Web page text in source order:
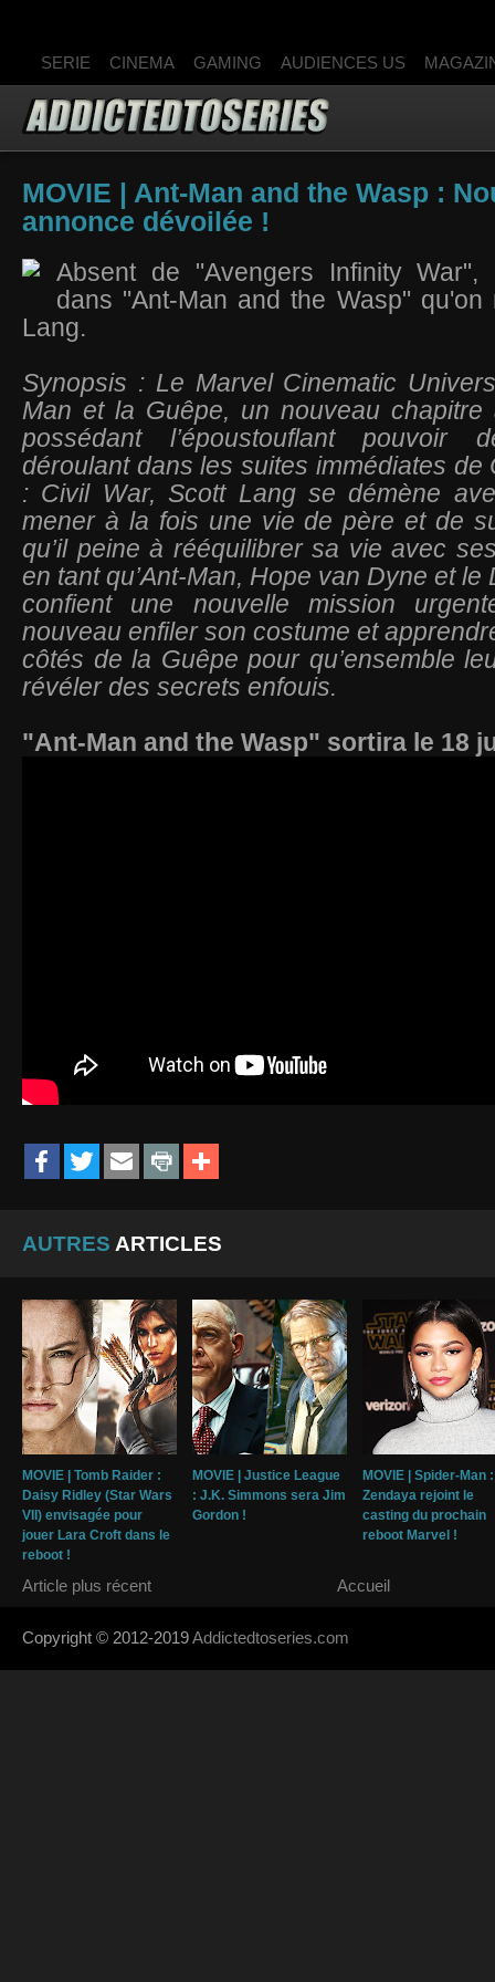
SERIE CINEMA GAMING AUDIENCES US
MOVIE | Ant-Man and the Wasp :
annonce dévoilée !
Absent de "Avengers Infinity War",
dans "Ant-Man and the Wasp" qu'on
Lang.
Synopsis : Le Marvel Cinematic
Man et la Guêpe, un nouveau
possédant l’époustouflant pouvoir
déroulant dans les suites immédiates de
: Civil War, Scott Lang se démène
mener à la fois une vie de père et de
qu’il peine à rééquilibrer sa vie avec
en tant qu’Ant-Man, Hope van Dyne et le
confient une nouvelle mission
nouveau enfiler son costume et
côtés de la Guêpe pour qu’ensemble
révéler des secrets enfouis.
"Ant-Man and the Wasp" sortira le 18
AUTRES ARTICLES
MOVIE | Tomb Raider :
Daisy Ridley (Star Wars
VII) envisagée pour
jouer Lara Croft dans le
reboot !
MOVIE | Justice League
: J.K. Simmons sera Jim
Gordon !
MOVIE | Spider-Man :
Zendaya rejoint le
casting du prochain
reboot Marvel !
Article plus récent Accueil
Copyright © 2012-2019Addictedtoseries.com